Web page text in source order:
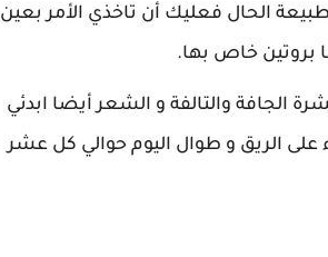
الحال فعليك أن تاخذي الأمر بعين
بروتين خاص بها.
الجافة والتالفة و الشعر أيضا ابدئي
الريق و طوال اليوم حوالي كل عشر